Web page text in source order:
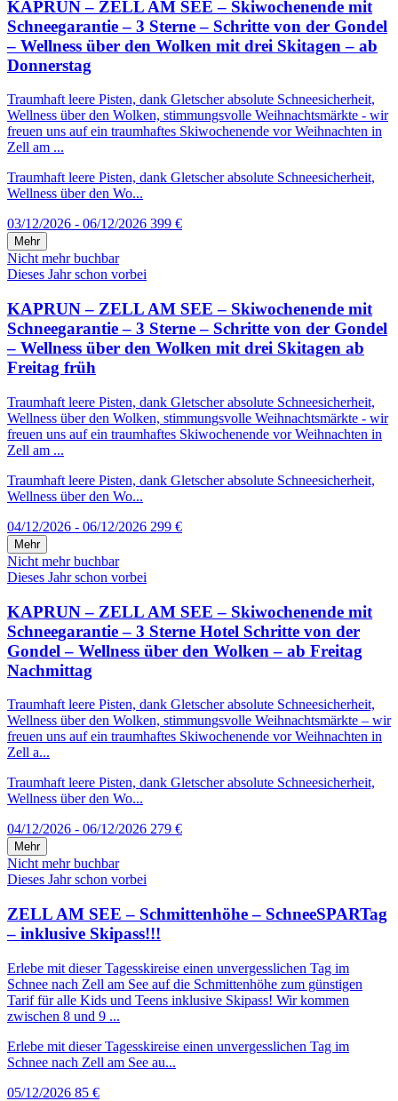
KAPRUN – ZELL AM SEE – Skiwochenende mit
Schneegarantie – 3 Sterne – Schritte von der Gondel
– Wellness über den Wolken mit drei Skitagen – ab
Donnerstag
Traumhaft leere Pisten, dank Gletscher absolute Schneesicherheit,
Wellness über den Wolken, stimmungsvolle Weihnachtsmärkte - wir
freuen uns auf ein traumhaftes Skiwochenende vor Weihnachten in
Zell am ...
Traumhaft leere Pisten, dank Gletscher absolute Schneesicherheit,
Wellness über den Wo...
03/12/2026 - 06/12/2026 399 €
Mehr
Nicht mehr buchbar
Dieses Jahr schon vorbei
KAPRUN – ZELL AM SEE – Skiwochenende mit
Schneegarantie – 3 Sterne – Schritte von der Gondel
– Wellness über den Wolken mit drei Skitagen ab
Freitag früh
Traumhaft leere Pisten, dank Gletscher absolute Schneesicherheit,
Wellness über den Wolken, stimmungsvolle Weihnachtsmärkte - wir
freuen uns auf ein traumhaftes Skiwochenende vor Weihnachten in
Zell am ...
Traumhaft leere Pisten, dank Gletscher absolute Schneesicherheit,
Wellness über den Wo...
04/12/2026 - 06/12/2026 299 €
Mehr
Nicht mehr buchbar
Dieses Jahr schon vorbei
KAPRUN – ZELL AM SEE – Skiwochenende mit
Schneegarantie – 3 Sterne Hotel Schritte von der
Gondel – Wellness über den Wolken – ab Freitag
Nachmittag
Traumhaft leere Pisten, dank Gletscher absolute Schneesicherheit,
Wellness über den Wolken, stimmungsvolle Weihnachtsmärkte – wir
freuen uns auf ein traumhaftes Skiwochenende vor Weihnachten in
Zell a...
Traumhaft leere Pisten, dank Gletscher absolute Schneesicherheit,
Wellness über den Wo...
04/12/2026 - 06/12/2026 279 €
Mehr
Nicht mehr buchbar
Dieses Jahr schon vorbei
ZELL AM SEE – Schmittenhöhe – SchneeSPARTag
– inklusive Skipass!!!
Erlebe mit dieser Tagesskireise einen unvergesslichen Tag im
Schnee nach Zell am See auf die Schmittenhöhe zum günstigen
Tarif für alle Kids und Teens inklusive Skipass! Wir kommen
zwischen 8 und 9 ...
Erlebe mit dieser Tagesskireise einen unvergesslichen Tag im
Schnee nach Zell am See au...
05/12/2026 85 €